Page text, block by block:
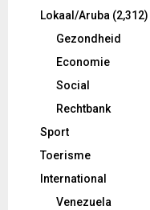
Lokaal/Aruba (2,312)
Gezondheid
Economie
Social
Rechtbank
Sport
Toerisme
International
Venezuela